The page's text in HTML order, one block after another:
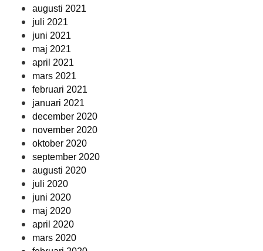
augusti 2021
juli 2021
juni 2021
maj 2021
april 2021
mars 2021
februari 2021
januari 2021
december 2020
november 2020
oktober 2020
september 2020
augusti 2020
juli 2020
juni 2020
maj 2020
april 2020
mars 2020